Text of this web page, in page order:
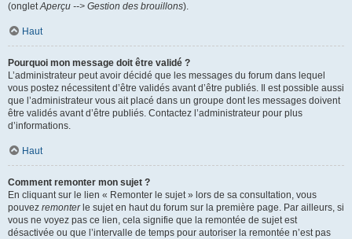
(ongletAperçu --> Gestion des brouillons).
Haut
Pourquoi mon message doit être validé ?
L’administrateur peut avoir décidé que les messages du forum dans lequel
vous postez nécessitent d’être validés avant d’être publiés. Il est possible aussi
que l’administrateur vous ait placé dans un groupe dont les messages doivent
être validés avant d’être publiés. Contactez l’administrateur pour plus
d’informations.
Haut
Comment remonter mon sujet ?
En cliquant sur le lien « Remonter le sujet » lors de sa consultation, vous
pouvez remonterle sujet en haut du forum sur la première page. Par ailleurs, si
vous ne voyez pas ce lien, cela signifie que la remontée de sujet est
désactivée ou que l’intervalle de temps pour autoriser la remontée n’est pas